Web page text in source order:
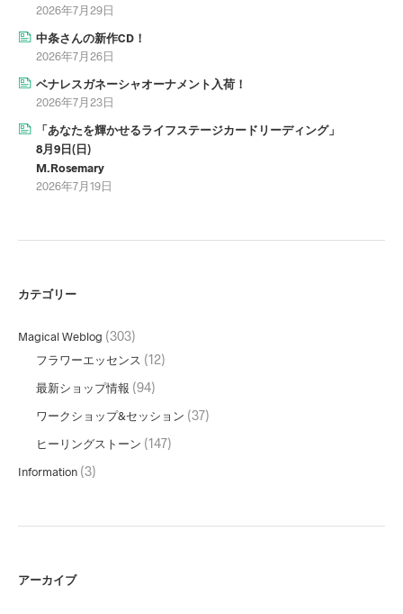
2026年7月29日
中条さんの新作CD！
2026年7月26日
ベナレスガネーシャオーナメント入荷！
2026年7月23日
「あなたを輝かせるライフステージカードリーディング」
8月9日(日)
M.Rosemary
2026年7月19日
カテゴリー
Magical Weblog (303)
フラワーエッセンス (12)
最新ショップ情報 (94)
ワークショップ&セッション (37)
ヒーリングストーン (147)
Information (3)
アーカイブ